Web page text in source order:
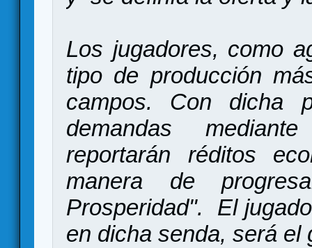
Los jugadores, como
tipo de producción
campos. Con dicha
demandas
reportarán réditos
manera de
Prosperidad". El
en dicha senda, será el